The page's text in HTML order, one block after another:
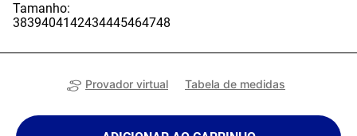
Tamanho:
3839404142434445464748
Provador virtual Tabela de medidas